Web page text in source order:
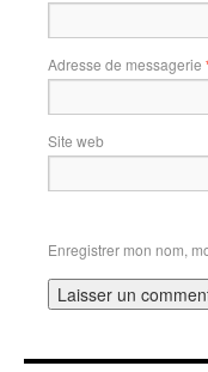
Adresse de messagerie
Site web
Enregistrer mon nom,